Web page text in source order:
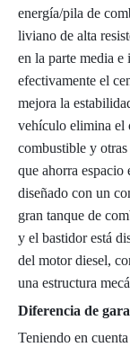
energía/pila de
liviano de alta
en la parte media
efectivamente el
mejora la
vehículo elimina el
combustible y
que ahorra
diseñado con un
gran tanque de
y el bastidor está
del motor diesel,
una estructura
Diferencia de
Teniendo en